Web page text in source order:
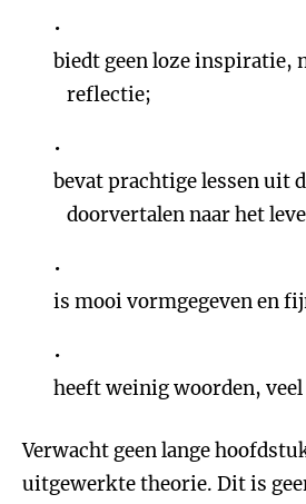
biedt geen loze inspiratie,
reflectie;
bevat prachtige lessen uit
doorvertalen naar het
is mooi vormgegeven en
heeft weinig woorden,
Verwacht geen lange
uitgewerkte theorie. Dit is